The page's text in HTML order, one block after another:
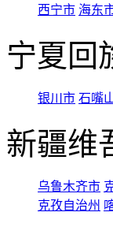
西宁市 海东
宁夏回
银川市 石嘴
新疆维
乌鲁木齐市
克孜自治州